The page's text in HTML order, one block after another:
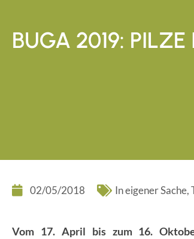
BUGA 2019: PILZE
02/05/2018 In eigener Sache,
Vom 17. April bis zum 16.